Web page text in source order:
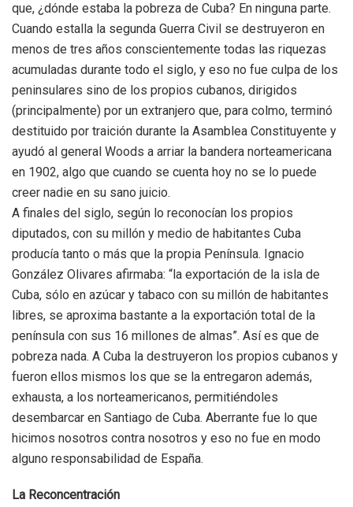
que, ¿dónde estaba la pobreza de Cuba? En ninguna parte.
Cuando estalla la segunda Guerra Civil se destruyeron en
menos de tres años conscientemente todas las riquezas
acumuladas durante todo el siglo, y eso no fue culpa de los
peninsulares sino de los propios cubanos, dirigidos
(principalmente) por un extranjero que, para colmo, terminó
destituido por traición durante la Asamblea Constituyente y
ayudó al general Woods a arriar la bandera norteamericana
en 1902, algo que cuando se cuenta hoy no se lo puede
creer nadie en su sano juicio.
A finales del siglo, según lo reconocían los propios
diputados, con su millón y medio de habitantes Cuba
producía tanto o más que la propia Península. Ignacio
González Olivares afirmaba: “la exportación de la isla de
Cuba, sólo en azúcar y tabaco con su millón de habitantes
libres, se aproxima bastante a la exportación total de la
península con sus 16 millones de almas”. Así es que de
pobreza nada. A Cuba la destruyeron los propios cubanos y
fueron ellos mismos los que se la entregaron además,
exhausta, a los norteamericanos, permitiéndoles
desembarcar en Santiago de Cuba. Aberrante fue lo que
hicimos nosotros contra nosotros y eso no fue en modo
alguno responsabilidad de España.
La Reconcentración